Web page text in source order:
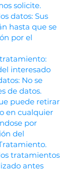
solicite.
datos: Sus
hasta que se
por el
interesado
No se
de datos.
puede retirar
en cualquier
por
del
tratamientos
antes